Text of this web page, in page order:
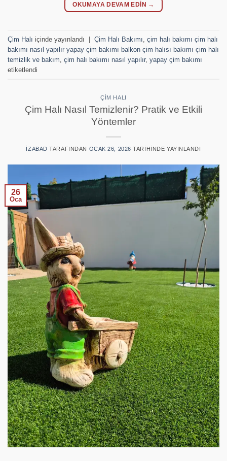
OKUMAYA DEVAM EDIN →
Çim Halı içinde yayınlandı | Çim Halı Bakımı çim halı bakımı çim halı
bakımı nasıl yapılır yapay çim bakımı balkon çim halısı bakımı çim halı
temizlik ve bakım çim halı bakımı nasıl yapılır, yapay çim bakımı
etiketlendi
ÇIM HALI
Çim Halı Nasıl Temizlenir? Pratik ve Etkili
Yöntemler
IZABAD TARAFINDAN OCAK 26, 2026 TARIHINDE YAYINLANDI
26
Oca